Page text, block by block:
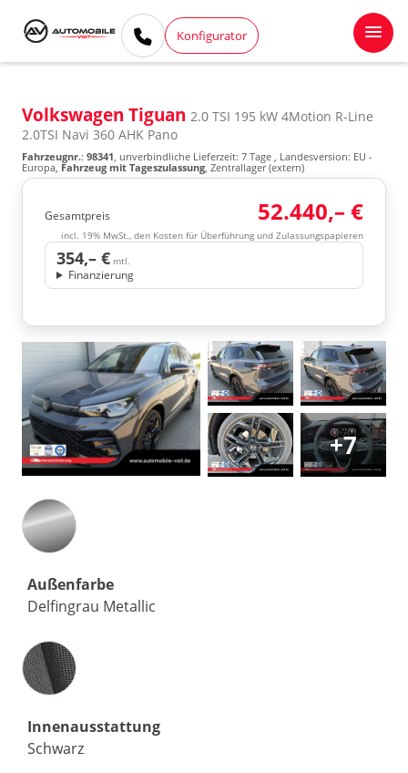
Konfigurator
Volkswagen Tiguan 2.0 TSI 195 kW 4Motion R-Line
2.0TSI Navi 360 AHK Pano
Fahrzeugnr.: 98341, unverbindliche Lieferzeit: 7 Tage , Landesversion: EU -
Europa, Fahrzeug mit Tageszulassung, Zentrallager (extern)
Gesamtpreis 52.440,– €
incl. 19% MwSt., den Kosten für Überführung und Zulassungspapieren
354,– € mtl.
Finanzierung
+7
Außenfarbe
Delfingrau Metallic
Innenausstattung
Innenausstattung
Schwarz